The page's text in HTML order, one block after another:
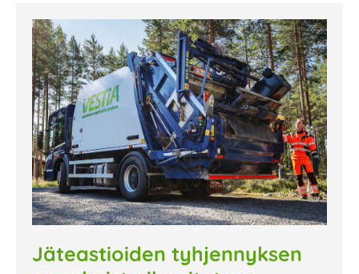
Jäteastioiden tyhjennyksen